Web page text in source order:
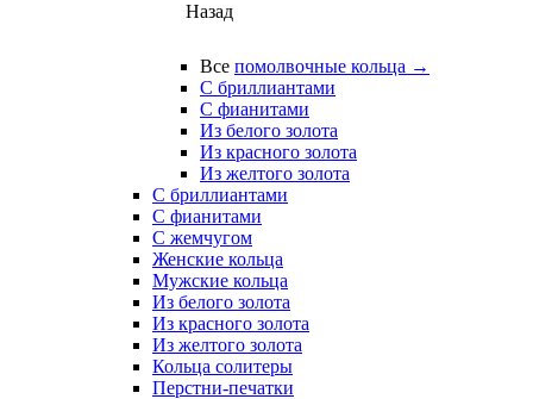
Назад
Все помолвочные кольца →
С бриллиантами
С фианитами
Из белого золота
Из красного золота
Из желтого золота
С бриллиантами
С фианитами
С жемчугом
Женские кольца
Мужские кольца
Из белого золота
Из красного золота
Из желтого золота
Кольца солитеры
Перстни-печатки